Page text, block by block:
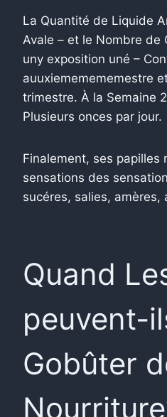
La Quantité de Liquide
Avale – et le Nombre de
uny exposition uné –
auuxiememememestre
trimestre. À la Semaine
Plusieurs onces par jour.
Finalement, ses papilles
sensations des
sucéres, salies, amères,
Quand
peuvent-
Gobûter